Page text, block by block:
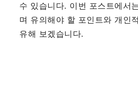
수 있습니다. 이번 포스트에서
며 유의해야 할 포인트와 개인
유해 보겠습니다.